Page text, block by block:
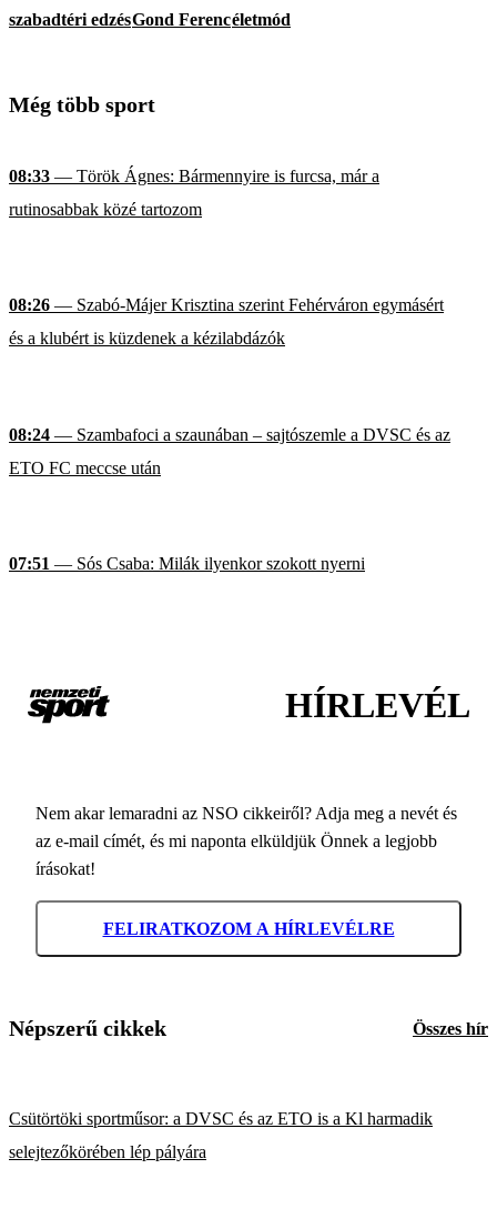
szabadtéri edzésGond Ferencéletmód
Még több sport
08:33 — Török Ágnes: Bármennyire is furcsa, már a
rutinosabbak közé tartozom
08:26 — Szabó-Májer Krisztina szerint Fehérváron egymásért
és a klubért is küzdenek a kézilabdázók
08:24 — Szambafoci a szaunában – sajtószemle a DVSC és az
ETO FC meccse után
07:51 — Sós Csaba: Milák ilyenkor szokott nyerni
HÍRLEVÉL
Nem akar lemaradni az NSO cikkeiről? Adja meg a nevét és
az e-mail címét, és mi naponta elküldjük Önnek a legjobb
írásokat!
FELIRATKOZOM A HÍRLEVÉLRE
Népszerű cikkek Összes hír
Csütörtöki sportműsor: a DVSC és az ETO is a Kl harmadik
selejtezőkörében lép pályára